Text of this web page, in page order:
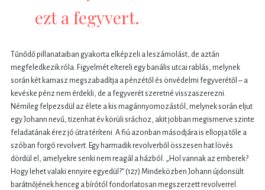
ezt a fegyvert.
Tűnődő pillanataiban gyakorta elképzeli a leszámolást, de aztán
megfeledkezik róla. Figyelmét eltereli egy banális utcai rablás, melynek
során két kamasz megszabadítja a pénzétől és önvédelmi fegyverétől – a
kevéske pénz nem érdekli, de a fegyverét szeretné visszaszerezni.
Némileg felpezsdül az élete a kis magánnyomozástól, melynek során eljut
egy Johann nevű, tizenhat év körüli sráchoz, akit jobban megismerve szinte
feladatának érez jó útra téríteni. A fiú azonban másodjára is ellopja tőle a
szóban forgó revolvert. Egy harmadik revolverből összesen hat lövés
dördül el, amelyekre senki nem reagál a házból. „Hol vannak az emberek?
Hogy lehet valaki ennyire egyedül?” (127) Mindeközben Johann újdonsült
barátnőjének henceg a bírótól fondorlatosan megszerzett revolverrel.